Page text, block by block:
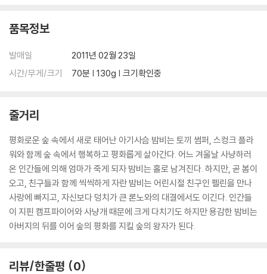
3) 렌티큘러 스틸북의 경우, 보호필름이 붙어 판매되기도 합니다. 보호필
름 손상에 의한 교환/반품은 불가합니다.
4) 본품 보호를 위해 노란색의 카톤 박스로 재포장한 경우, 카톤박스 손상
5) 아웃케이스/구성품/포장 상태 불량에 의한 교환/반품 신청시 불량 확
환/반품이 제한될 수 있습니다.
※ 디스크 재생 불량
1) 기기 문제로 인해 발생하는 재생 불량 현상에 대해서는 반품/교환이 불
가하니 최신 소프트웨어로 업데이트된 DVD/BD 전용 기기에서 재생하실
것을 권유해 드립니다.
2) 정전기와 먼지로 인해 재생이 원활하지 않은 경우가 있습니다. 디스크
를 마른 천으로 닦으시거나, DVD 클리너 등 전용 제품을 이용하면 대부분
해결됩니다.
며, ODD 사용으로 인한 재생 불량의 경우 교환 시에도 동일한 오류가 발
품목정보
발매일
2011년 02월 23일
시간/무게/크기
70분 | 130g | 크기확인중
줄거리
평화로운 숲 속에서 새로 태어난 아기사슴 밤비는 토끼 썸퍼, 스컹크 플라
워와 함께 숲 속에서 행복하고 평화롭게 살아간다. 어느 겨울날 사냥하러
온 인간들에 의해 엄마가 죽게 되자 밤비는 홀로 남겨진다. 하지만, 곧 봄이
오고, 친구들과 함께 씩씩하게 자란 밤비는 어린시절 친구인 펠린을 만나
사랑에 빠지고, 자신보다 덩치가 큰 론노와의 대결에서도 이긴다. 인간들
이 지핀 캠프파이어와 사냥개 때문에 크게 다치기도 하지만 용감한 밤비는
아버지의 뒤를 이어 숲의 평화를 지킬 숲의 왕자가 된다.
리뷰/한줄평 0